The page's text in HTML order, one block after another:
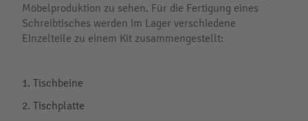
Möbelproduktion zu sehen. Für die Fertigung eines
Schreibtisches werden im Lager verschiedene
Einzelteile zu einem Kit zusammengestellt:
Tischbeine
Tischplatte